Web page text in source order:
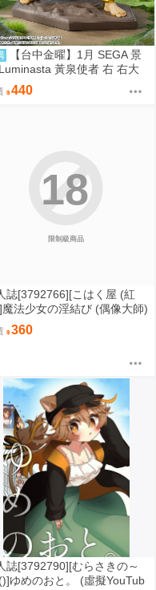
【台中金曜】1月 SEGA 景
黃泉使者 右 右大
440
限制級商品
18
誌[3792766][こはく屋 (紅
魔法少女の淫結び (偶像大師)
360
誌[3792790][むらさきの～
ゆめのおと。 (虛擬YouTub